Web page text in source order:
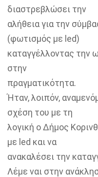
διαστρεβλώσει την
αλήθεια για την
(φωτισμός με led)
καταγγέλλοντας την
στην
πραγματικότητα.
Ήταν, λοιπόν,
σχέση του με τη
λογική ο Δήμος
με led και να
ανακαλέσει την
Λέμε ναι στην